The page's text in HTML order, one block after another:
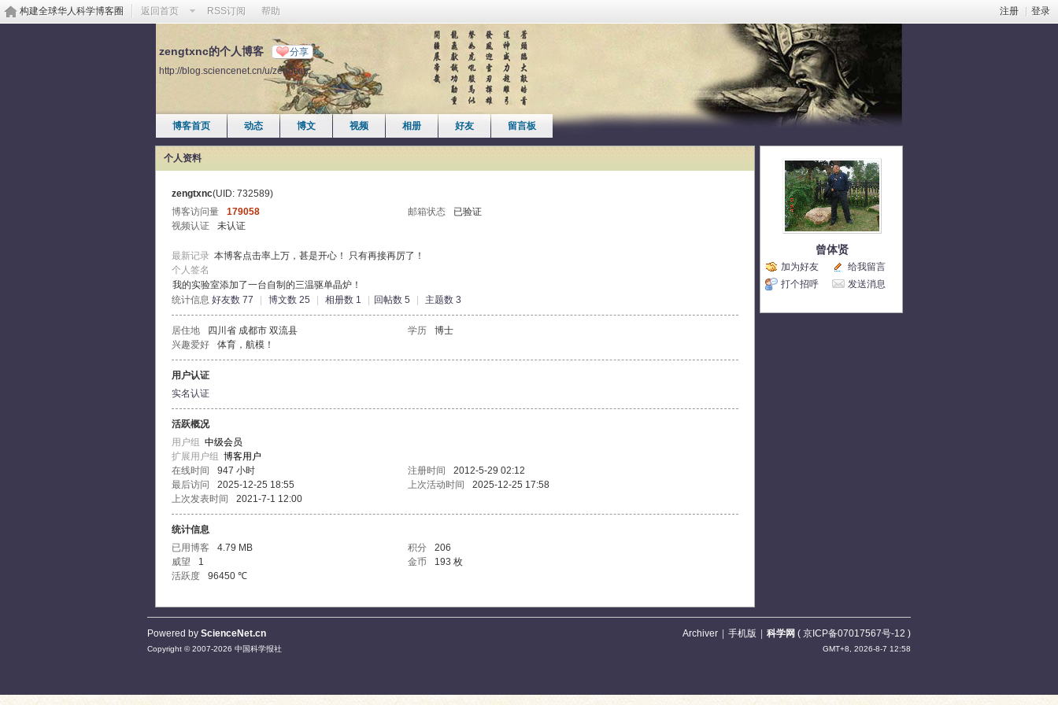
注册 登录
构建全球华人科学博客圈 返回首页 RSS订阅 帮助
zengtxnc的个人博客 分享
http://blog.sciencenet.cn/u/zengtxnc
博客首页 动态 博文 视频 相册 好友 留言板
个人资料
zengtxnc(UID: 732589)
博客访问量
179058 邮箱状态
已验证
视频认证
未认证
最新记录 本博客点击率上万，甚是开心！ 只有再接再厉了！
个人签名
我的实验室添加了一台自制的三温驱单晶炉！
统计信息 好友数 77 博文数 25 相册数 1 回帖数 5 主题数 3
居住地 四川省 成都市 双流县 学历
博士
兴趣爱好
体育，航模！
用户认证
实名认证
活跃概况
用户组 中级会员
扩展用户组 博客用户
在线时间
947 小时 注册时间
2012-5-29 02:12
最后访问
2025-12-25 18:55 上次活动时间
2025-12-25 17:58
上次发表时间
2021-7-1 12:00
统计信息
已用博客
4.79 MB 积分
206
威望
1 金币
193 枚
活跃度
96450 ℃
曾体贤
加为好友
给我留言
打个招呼
发送消息
Archiver 手机版 科学网 ( 京ICP备07017567号-12 )
GMT+8, 2026-8-7 12:58
Powered by ScienceNet.cn
Copyright © 2007-2026 中国科学报社